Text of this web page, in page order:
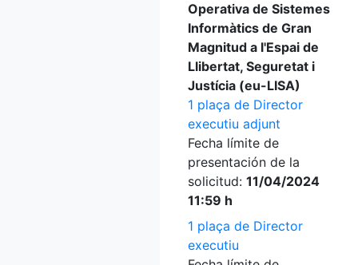
Operativa de Sistemes
Informàtics de Gran
Magnitud a l'Espai de
Llibertat, Seguretat i
Justícia (eu-LISA)
1 plaça de Director
executiu adjunt
Fecha límite de
presentación de la
solicitud: 11/04/2024
11:59 h
1 plaça de Director
executiu